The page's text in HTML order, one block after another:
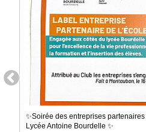
✨Soirée des entreprises
Lycée Antoine Bourdelle ✨